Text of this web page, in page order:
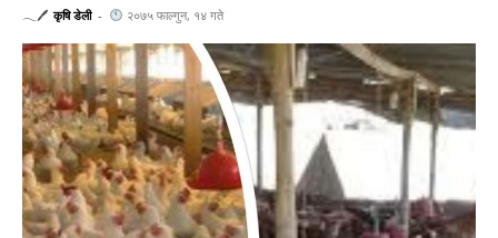
𓂃🖊 कृषि डेली - २०७५ फाल्गुन, १४ गते